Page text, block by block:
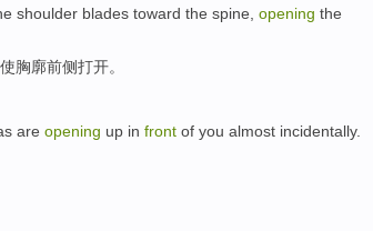
shoulder blades toward the spine opening the
胸廓前侧打开。
are opening up in front of you almost incidentally.